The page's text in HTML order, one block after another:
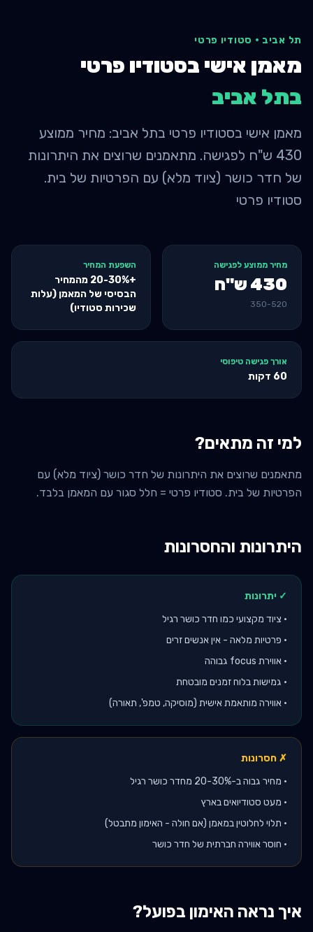
תל אביב · סטודיו פרטי
מאמן אישי בסטודיו פרטי
בתל אביב
מאמן אישי בסטודיו פרטי בתל אביב: מחיר ממוצע
430 ש"ח לפגישה. מתאמנים שרוצים את היתרונות
של חדר כושר (ציוד מלא) עם הפרטיות של בית.
סטודיו פרטי
מחיר ממוצע לפגישה
430 ש"ח
350-520
השפעת המחיר
+20-30% מהמחיר
הבסיסי של המאמן (עלות
שכירות סטודיו)
אורך פגישה טיפוסי
60 דקות
למי זה מתאים?
מתאמנים שרוצים את היתרונות של חדר כושר (ציוד מלא) עם
הפרטיות של בית. סטודיו פרטי = חלל סגור עם המאמן בלבד.
היתרונות והחסרונות
✓ יתרונות
• ציוד מקצועי כמו חדר כושר רגיל
• פרטיות מלאה - אין אנשים זרים
• אווירת focus גבוהה
• גמישות בלוח זמנים מובטחת
• אווירה מותאמת אישית (מוסיקה, טמפ', תאורה)
✗ חסרונות
• מחיר גבוה ב-20-30% מחדר כושר רגיל
• מעט סטודיואים בארץ
• תלוי לחלוטין במאמן (אם חולה - האימון מתבטל)
• חוסר אווירה חברתית של חדר כושר
איך נראה האימון בפועל?